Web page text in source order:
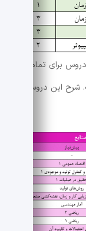
برای تمامی
شرح این دروس